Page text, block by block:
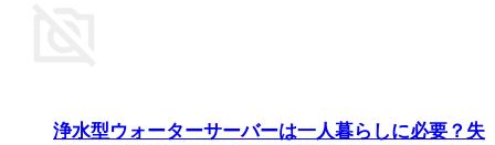
浄水型ウォーターサーバーは一人暮らしに必要？失